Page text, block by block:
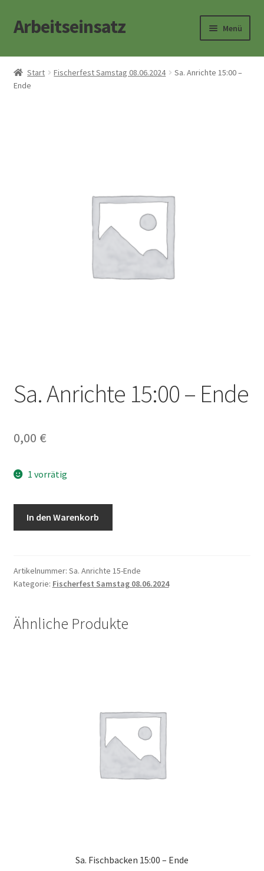
Zur
Navigation
Zum
Inhalt
Arbeitseinsatz Menü
Start
Kasse
Start Fischerfest Samstag 08.06.2024
Sa. Anrichte 15:00 –
Ende
Sa. Anrichte 15:00 – Ende
0,00 €
1 vorrätig
Ende
Menge
In den Warenkorb
Artikelnummer: Sa. Anrichte 15-Ende
Kategorie: Fischerfest Samstag 08.06.2024
Ähnliche Produkte
Sa. Fischbacken 15:00 – Ende